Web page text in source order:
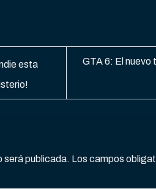
esta
GTA 6: El nuevo
será publicada. Los campos